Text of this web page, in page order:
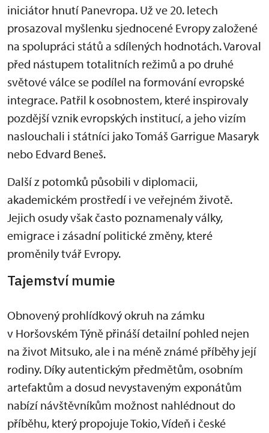
iniciátor hnutí Panevropa. Už ve 20. letech
prosazoval myšlenku sjednocené Evropy založené
na spolupráci států a sdílených hodnotách. Varoval
před nástupem totalitních režimů a po druhé
světové válce se podílel na formování evropské
integrace. Patřil k osobnostem, které inspirovaly
pozdější vznik evropských institucí, a jeho vizím
naslouchali i státníci jako Tomáš Garrigue Masaryk
nebo Edvard Beneš.
Další z potomků působili v diplomacii,
akademickém prostředí i ve veřejném životě.
Jejich osudy však často poznamenaly války,
emigrace i zásadní politické změny, které
proměnily tvář Evropy.
Tajemství mumie
Obnovený prohlídkový okruh na zámku
v Horšovském Týně přináší detailní pohled nejen
na život Mitsuko, ale i na méně známé příběhy její
rodiny. Díky autentickým předmětům, osobním
artefaktům a dosud nevystaveným exponátům
nabízí návštěvníkům možnost nahlédnout do
příběhu, který propojuje Tokio, Vídeň i české